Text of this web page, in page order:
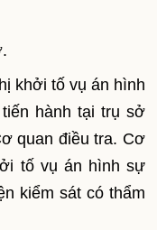
khởi tố vụ án hình
hành tại trụ sở
quan điều tra. Cơ
tố vụ án hình sự
kiểm sát có thẩm